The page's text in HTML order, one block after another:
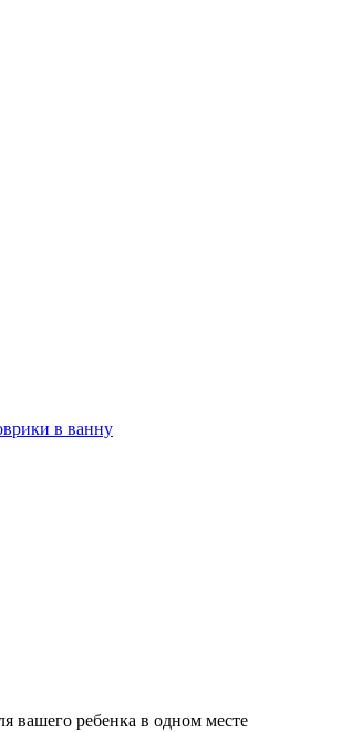
в ванну
вашего ребенка в одном месте